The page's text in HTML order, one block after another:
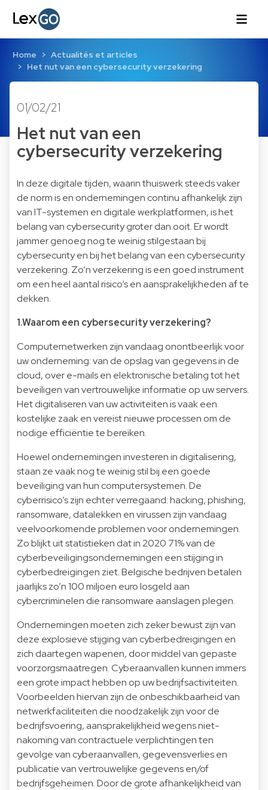
Home
Actualités et articles
Het nut van een cybersecurity verzekering
01/02/21
Het nut van een
cybersecurity verzekering
In deze digitale tijden, waarin thuiswerk steeds vaker
de norm is en ondernemingen continu afhankelijk zijn
van IT-systemen en digitale werkplatformen, is het
belang van cybersecurity groter dan ooit. Er wordt
jammer genoeg nog te weinig stilgestaan bij
cybersecurity en bij het belang van een cybersecurity
verzekering. Zo’n verzekering is een goed instrument
om een heel aantal risico’s en aansprakelijkheden af te
dekken.
1.Waarom een cybersecurity verzekering?
Computernetwerken zijn vandaag onontbeerlijk voor
uw onderneming: van de opslag van gegevens in de
cloud, over e-mails en elektronische betaling tot het
beveiligen van vertrouwelijke informatie op uw servers.
Het digitaliseren van uw activiteiten is vaak een
kostelijke zaak en vereist nieuwe processen om de
nodige efficiëntie te bereiken.
Hoewel ondernemingen investeren in digitalisering,
staan ze vaak nog te weinig stil bij een goede
beveiliging van hun computersystemen. De
cyberrisico’s zijn echter verregaand: hacking, phishing,
ransomware, datalekken en virussen zijn vandaag
veelvoorkomende problemen voor ondernemingen.
Zo blijkt uit statistieken dat in 2020 71% van de
cyberbeveiligingsondernemingen een stijging in
cyberbedreigingen ziet. Belgische bedrijven betalen
jaarlijks zo’n 100 miljoen euro losgeld aan
cybercriminelen die ransomware aanslagen plegen.
Ondernemingen moeten zich zeker bewust zijn van
deze explosieve stijging van cyberbedreigingen en
zich daartegen wapenen, door middel van gepaste
voorzorgsmaatregen. Cyberaanvallen kunnen immers
een grote impact hebben op uw bedrijfsactiviteiten.
Voorbeelden hiervan zijn de onbeschikbaarheid van
netwerkfaciliteiten die noodzakelijk zijn voor de
bedrijfsvoering, aansprakelijkheid wegens niet-
nakoming van contractuele verplichtingen ten
gevolge van cyberaanvallen, gegevensverlies en
publicatie van vertrouwelijke gegevens en/of
bedrijfsgeheimen. Door de grote afhankelijkheid van